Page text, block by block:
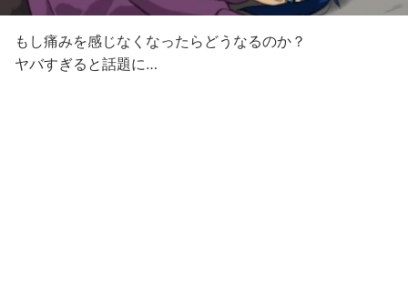
もし痛みを感じなくなったらどうなるのか？
ヤバすぎると話題に…